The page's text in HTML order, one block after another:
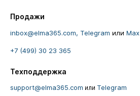
Продажи
inbox@elma365.com, Telegram или Max
+7 (499) 30 23 365
Техподдержка
support@elma365.com или Telegram